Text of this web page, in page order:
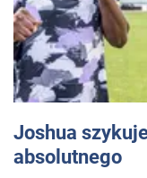
Joshua
absolutnego